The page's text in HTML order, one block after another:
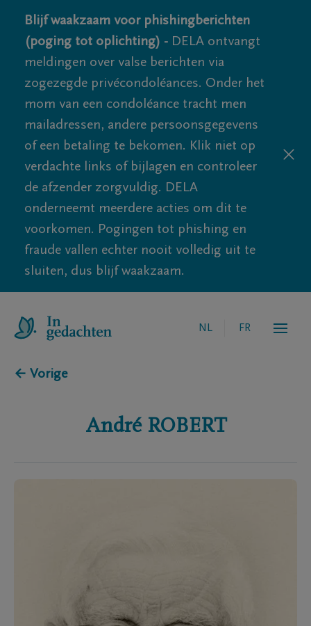
Blijf waakzaam voor phishingberichten
(poging tot oplichting) - DELA ontvangt
meldingen over valse berichten via
zogezegde privécondoléances. Onder het
mom van een condoléance tracht men
mailadressen, andere persoonsgegevens
of een betaling te bekomen. Klik niet op
verdachte links of bijlagen en controleer
de afzender zorgvuldig. DELA
onderneemt meerdere acties om dit te
voorkomen. Pogingen tot phishing en
fraude vallen echter nooit volledig uit te
sluiten, dus blijf waakzaam.
NL FR
← Vorige
André ROBERT